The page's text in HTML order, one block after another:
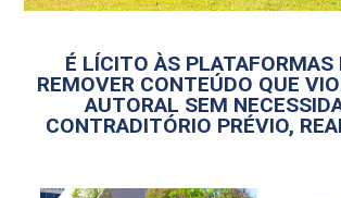
É LÍCITO ÀS PLATAFORMAS
REMOVER CONTEÚDO QUE
AUTORAL SEM
CONTRADITÓRIO PRÉVIO,